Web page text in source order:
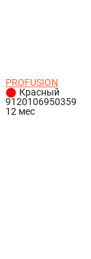
PROFUSION
Красный
9120106950359
12 мес